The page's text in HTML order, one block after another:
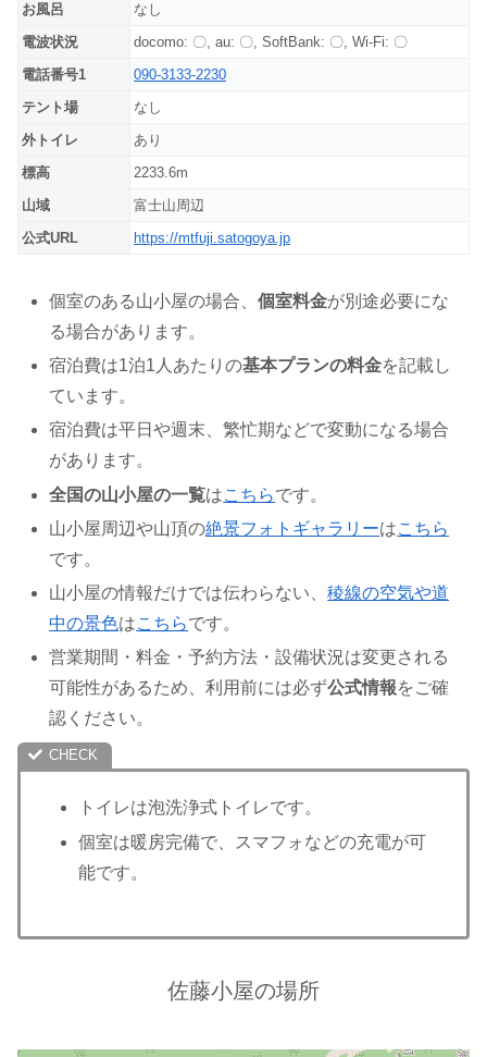
お風呂
なし
電波状況
docomo: 〇, au: 〇, SoftBank: 〇, Wi-Fi: 〇
電話番号1
090-3133-2230
テント場
なし
外トイレ
あり
標高
2233.6m
山域
富士山周辺
公式URL
https://mtfuji.satogoya.jp
個室のある山小屋の場合、個室料金が別途必要にな
る場合があります。
宿泊費は1泊1人あたりの基本プランの料金を記載し
ています。
宿泊費は平日や週末、繁忙期などで変動になる場合
があります。
全国の山小屋の一覧はこちらです。
山小屋周辺や山頂の絶景フォトギャラリーはこちら
です。
山小屋の情報だけでは伝わらない、稜線の空気や道
中の景色はこちらです。
営業期間・料金・予約方法・設備状況は変更される
可能性があるため、利用前には必ず公式情報をご確
認ください。
トイレは泡洗浄式トイレです。
個室は暖房完備で、スマフォなどの充電が可
能です。
佐藤小屋の場所